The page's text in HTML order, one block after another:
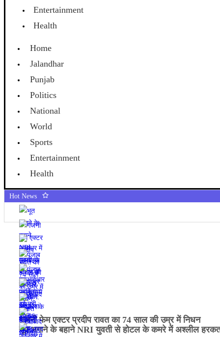
Entertainment
Health
Home
Jalandhar
Punjab
Politics
National
World
Sports
Entertainment
Health
Hot News
भूत भगाने के बहाने NRI युवती से होटल के कमरे में अश्लील
गजनी फेम एक्टर प्रदीप रावत का 74 साल की उम्र में निधन